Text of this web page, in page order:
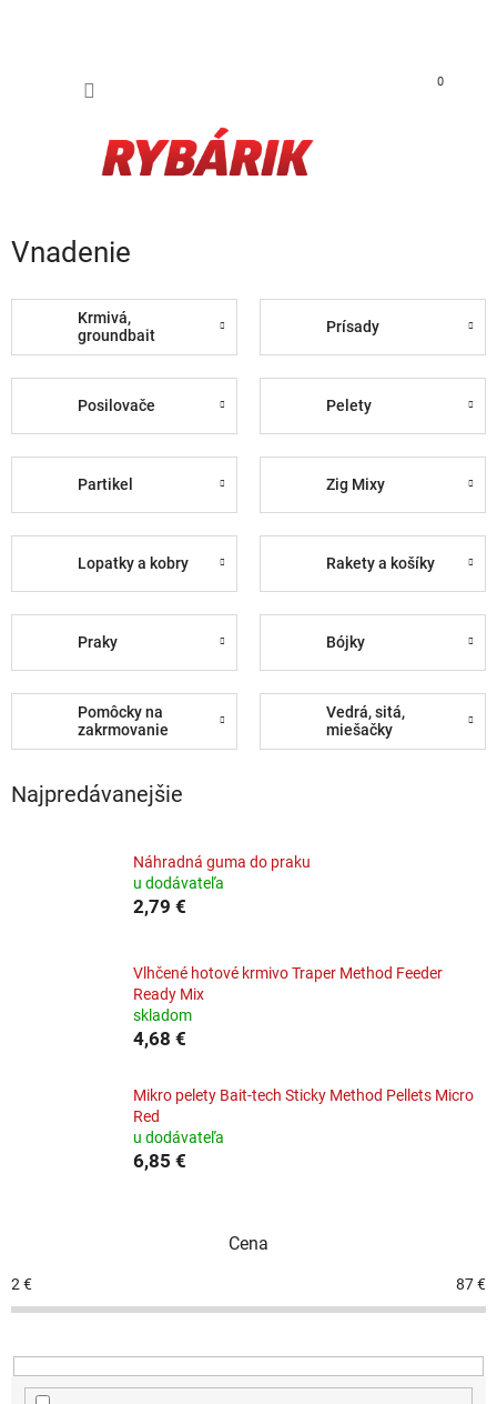
0
Vnadenie
Krmivá,
groundbait
Prísady
Posilovače Pelety
Partikel Zig Mixy
Lopatky a kobry Rakety a košíky
Praky Bójky
Pomôcky na
zakrmovanie
Vedrá, sitá,
miešačky
Najpredávanejšie
Náhradná guma do praku
u dodávateľa
2,79 €
Vlhčené hotové krmivo Traper Method Feeder
Ready Mix
skladom
4,68 €
Mikro pelety Bait-tech Sticky Method Pellets Micro
Red
u dodávateľa
6,85 €
Cena
2€ 87€